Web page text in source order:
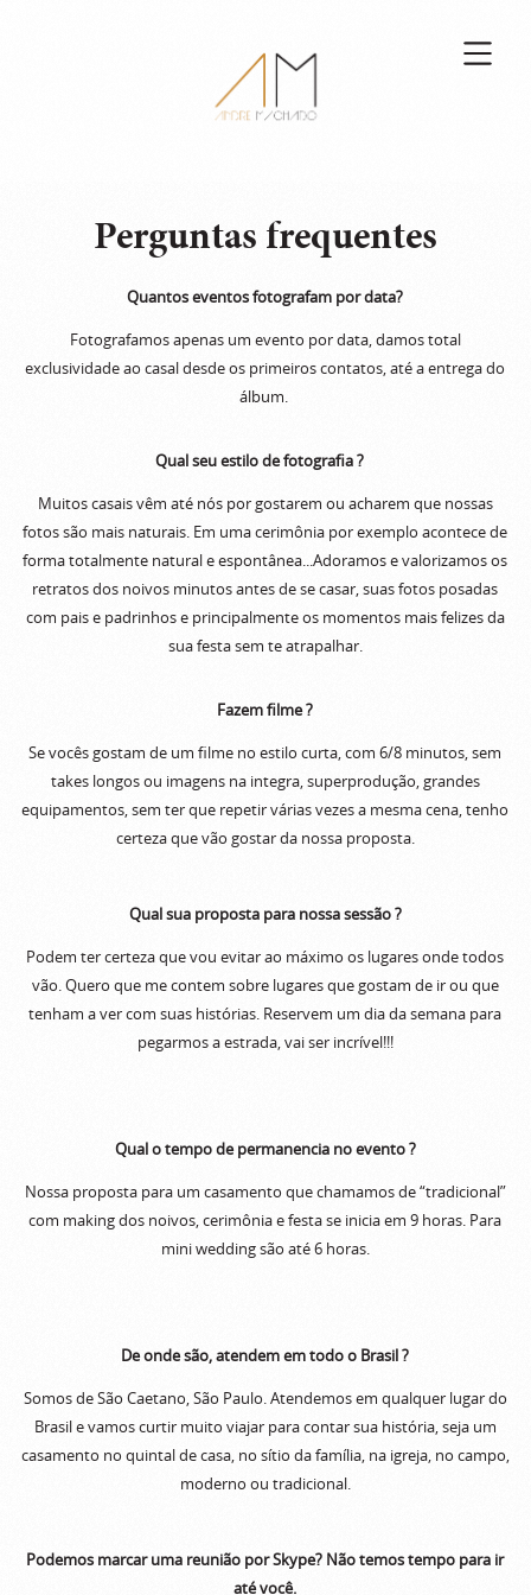
Perguntas frequentes
Quantos eventos fotografam por data?
Fotografamos apenas um evento por data, damos total
exclusividade ao casal desde os primeiros contatos, até a entrega do
álbum.
Qual seu estilo de fotografia ?
Muitos casais vêm até nós por gostarem ou acharem que nossas
fotos são mais naturais. Em uma cerimônia por exemplo acontece de
forma totalmente natural e espontânea...Adoramos e valorizamos os
retratos dos noivos minutos antes de se casar, suas fotos posadas
com pais e padrinhos e principalmente os momentos mais felizes da
sua festa sem te atrapalhar.
Fazem filme ?
Se vocês gostam de um filme no estilo curta, com 6/8 minutos, sem
takes longos ou imagens na integra, superprodução, grandes
equipamentos, sem ter que repetir várias vezes a mesma cena, tenho
certeza que vão gostar da nossa proposta.
Qual sua proposta para nossa sessão ?
Podem ter certeza que vou evitar ao máximo os lugares onde todos
vão. Quero que me contem sobre lugares que gostam de ir ou que
tenham a ver com suas histórias. Reservem um dia da semana para
pegarmos a estrada, vai ser incrível!!!
Qual o tempo de permanencia no evento ?
Nossa proposta para um casamento que chamamos de “tradicional”
com making dos noivos, cerimônia e festa se inicia em 9 horas. Para
mini wedding são até 6 horas.
De onde são, atendem em todo o Brasil ?
Somos de São Caetano, São Paulo. Atendemos em qualquer lugar do
Brasil e vamos curtir muito viajar para contar sua história, seja um
casamento no quintal de casa, no sítio da família, na igreja, no campo,
moderno ou tradicional.
Podemos marcar uma reunião por Skype? Não temos tempo para ir
até você.